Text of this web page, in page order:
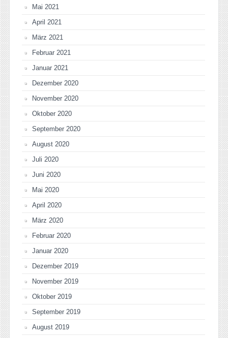
Mai 2021
April 2021
März 2021
Februar 2021
Januar 2021
Dezember 2020
November 2020
Oktober 2020
September 2020
August 2020
Juli 2020
Juni 2020
Mai 2020
April 2020
März 2020
Februar 2020
Januar 2020
Dezember 2019
November 2019
Oktober 2019
September 2019
August 2019